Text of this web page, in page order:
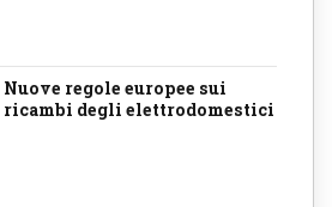
Nuove regole europee sui
ricambi degli elettrodomestici